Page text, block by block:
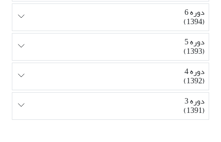
دوره 6
(1394)
دوره 5
(1393)
دوره 4
(1392)
دوره 3
(1391)